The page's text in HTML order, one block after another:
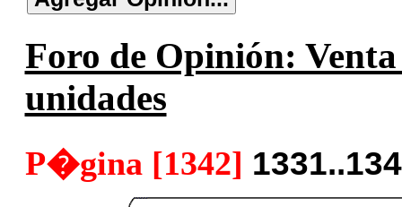
Foro de Opinión:
unidades
P�gina [1342]